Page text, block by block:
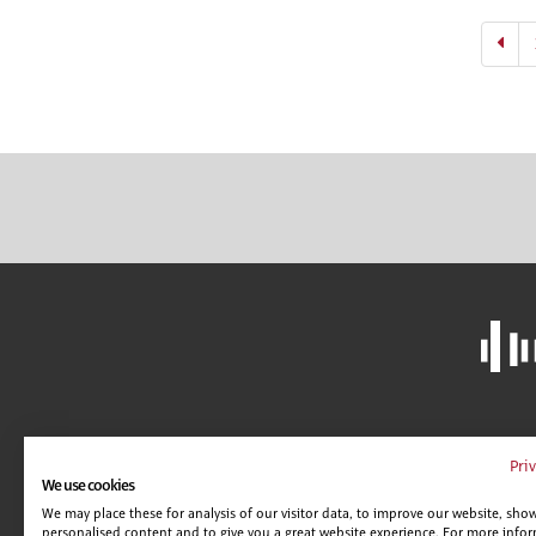
GUÍA DE CENTROS
We use cookies
We may place these for analysis of our visitor data, to improve our website,